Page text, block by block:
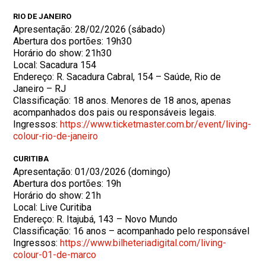
RIO DE JANEIRO
Apresentação: 28/02/2026 (sábado)
Abertura dos portões: 19h30
Horário do show: 21h30
Local: Sacadura 154
Endereço: R. Sacadura Cabral, 154 – Saúde, Rio de
Janeiro – RJ
Classificação: 18 anos. Menores de 18 anos, apenas
acompanhados dos pais ou responsáveis legais.
Ingressos: https://www.ticketmaster.com.br/event/living-
colour-rio-de-janeiro
CURITIBA
Apresentação: 01/03/2026 (domingo)
Abertura dos portões: 19h
Horário do show: 21h
Local: Live Curitiba
Endereço: R. Itajubá, 143 – Novo Mundo
Classificação: 16 anos – acompanhado pelo responsável
Ingressos: https://www.bilheteriadigital.com/living-
colour-01-de-marco